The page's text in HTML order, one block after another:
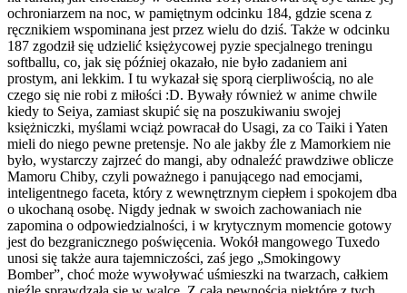
ochroniarzem na noc, w pamiętnym odcinku 184, gdzie scena z
ręcznikiem wspominana jest przez wielu do dziś. Także w odcinku
187 zgodził się udzielić księżycowej pyzie specjalnego treningu
softballu, co, jak się później okazało, nie było zadaniem ani
prostym, ani lekkim. I tu wykazał się sporą cierpliwością, no ale
czego się nie robi z miłości :D. Bywały również w anime chwile
kiedy to Seiya, zamiast skupić się na poszukiwaniu swojej
księżniczki, myślami wciąż powracał do Usagi, za co Taiki i Yaten
mieli do niego pewne pretensje. No ale jakby źle z Mamorkiem nie
było, wystarczy zajrzeć do mangi, aby odnaleźć prawdziwe oblicze
Mamoru Chiby, czyli poważnego i panującego nad emocjami,
inteligentnego faceta, który z wewnętrznym ciepłem i spokojem dba
o ukochaną osobę. Nigdy jednak w swoich zachowaniach nie
zapomina o odpowiedzialności, i w krytycznym momencie gotowy
jest do bezgranicznego poświęcenia. Wokół mangowego Tuxedo
unosi się także aura tajemniczości, zaś jego „Smokingowy
Bomber”, choć może wywoływać uśmieszki na twarzach, całkiem